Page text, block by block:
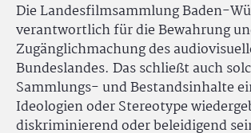
Die Landesfilmsammlung Baden-
verantwortlich für die Bewahrung
Zugänglichmachung des
Bundeslandes. Das schließt auch
Sammlungs- und Bestandsinhalte
Ideologien oder Stereotype
diskriminierend oder beleidigend